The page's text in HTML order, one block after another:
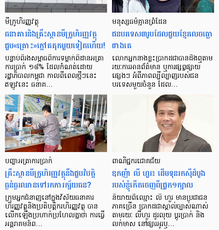
មីក្រូ​ហិរញ្ញវត្ថុ
ធនាគារ​និង​គ្រឹះស្ថាន​មីក្រូ​ហិរញ្ញវត្ថុ​
ជួប«គ្រោះ»ក្តៅ​គគុក​មួយ​ទៀត​ហើយ!
បន្ទាប់​ពី​រង​សម្ពាធ​​ពី​ការ​ទម្លាក់​ពិដាន​អត្រា​
ការ​ប្រាក់ ១៨​% ដែល​កំណត់​ដោយ​
រដ្ឋាភិបាល​កម្ពុជា កាល​ពី​ពេល​ថ្មីៗ​នេះ
ឥឡូវ​នេះ ធនាគ…
មនុស្ស​ធម៌​គ្មាន​ព្រំដែន
ជន​បរទេស​៣​រូប​ដែល​ជួយ​ខ្មែរ​លេច​ធ្លោ​
ជាង​គេ
លោកអ្នក​នាង​ខ្លះ​ប្រាកដ​ជា​បាន​​ដឹង​ឮ​តាម​
រយៈ​ការ​អាន​ព័ត៌មាន ឬ​ការ​ផ្សព្វផ្សាយ​
ផ្សេងៗ អំពី​ភាព​ល្បីល្បាញ​របស់​ជន​
បរទេស​មួយ​ចំនួន ដែល…
បញ្ហា​អត្រា​ការប្រាក់
គ្រឹះស្ថាន​មីក្រូ​ហិរញ្ញវត្ថុ​នឹង​ជួប​វិបត្តិ​
ធ្ងន់ធ្ងរ​ឈាន​ទៅ​រក​ការ​ក្ស័យធន?
ក្រុម​អ្នក​ជំនាញ​នៅ​ក្នុង​វិស័យ​ធនាគារ
ហិរញ្ញវត្ថុ​និង​ប្រតិបត្តិករ​ហិរញ្ញ​វត្ថុ បាន​​
លើក​ឡើង​ប្រហាក់​ប្រហែល​គ្នា​ថា ការ​ធ្វើ​
អន្តរាគមន៍​ព…
ពាណិជ្ជករជោគជ័យ
ឧកញ៉ា លី ហួរ៖ ដើមទុនរកស៊ីដំបូង
របស់ខ្ញុំកើតចេញពីជ្រូក១ក្បាល
និយាយ​ពី​ឈ្មោះ លី ហួរ មាន​ប្រជាជន​
ភាគ​ច្រើន ប្រាកដ​ជា​ស្គាល់​ច្បាស់​ណាស់
តាមរយៈ លីហួរ ដូរ​លុយ ប្តូរ​បា្រក់ និង​
លក់​មាស នៅ​ផ្សារ​អូរ​ឫ…